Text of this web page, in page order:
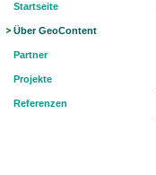
Startseite
Über GeoContent
Partner
Projekte
Referenzen